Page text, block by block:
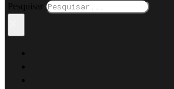
Pesquisar